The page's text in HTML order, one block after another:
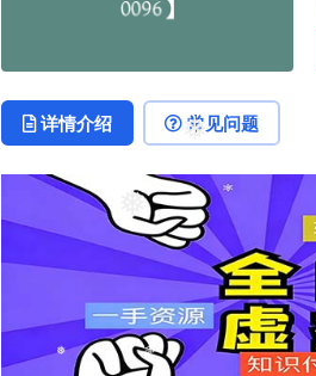
❅
❅
详情介绍 常见问题